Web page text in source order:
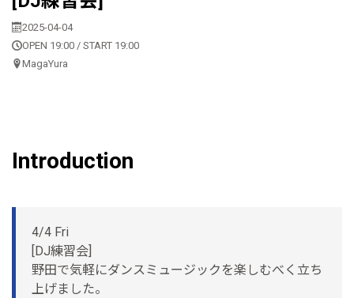
2025-04-04
OPEN 19:00 / START 19:00
MagaYura
Introduction
4/4 Fri
[DJ練習会]
野田で気軽にダンスミュージックを楽しむべく立ち
上げました。